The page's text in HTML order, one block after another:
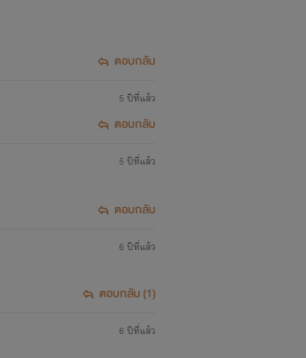
ตอบกลับ
5 ปีที่แล้ว
ตอบกลับ
5 ปีที่แล้ว
ตอบกลับ
6 ปีที่แล้ว
ตอบกลับ (1)
6 ปีที่แล้ว